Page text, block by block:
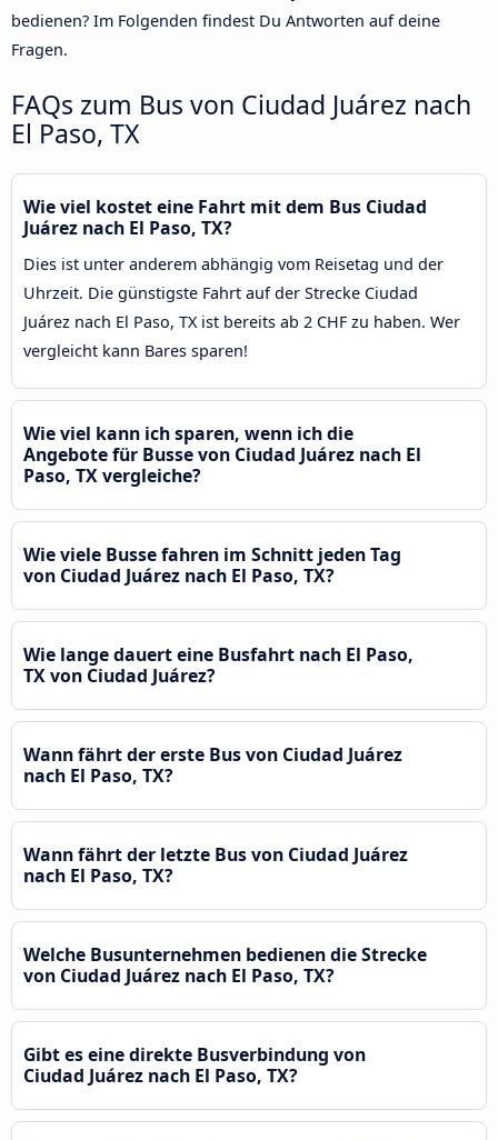
bedienen? Im Folgenden findest Du Antworten auf deine
Fragen.
FAQs zum Bus von Ciudad Juárez nach
El Paso, TX
Wie viel kostet eine Fahrt mit dem Bus Ciudad
Juárez nach El Paso, TX?
Dies ist unter anderem abhängig vom Reisetag und der
Uhrzeit. Die günstigste Fahrt auf der Strecke Ciudad
Juárez nach El Paso, TX ist bereits ab 2 CHF zu haben. Wer
vergleicht kann Bares sparen!
Wie viel kann ich sparen, wenn ich die
Angebote für Busse von Ciudad Juárez nach El
Paso, TX vergleiche?
Wie viele Busse fahren im Schnitt jeden Tag
von Ciudad Juárez nach El Paso, TX?
Wie lange dauert eine Busfahrt nach El Paso,
TX von Ciudad Juárez?
Wann fährt der erste Bus von Ciudad Juárez
nach El Paso, TX?
Wann fährt der letzte Bus von Ciudad Juárez
nach El Paso, TX?
Welche Busunternehmen bedienen die Strecke
von Ciudad Juárez nach El Paso, TX?
Gibt es eine direkte Busverbindung von
Ciudad Juárez nach El Paso, TX?